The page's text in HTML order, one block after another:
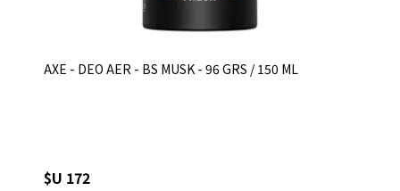
AXE - DEO AER - BS MUSK - 96 GRS / 150 ML
$U 172